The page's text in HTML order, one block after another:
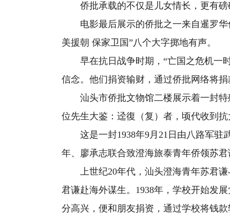
侨批承载的不仅是儿女情长，更有磅
电影最后展示的侨批之一来自暹罗华
美援朝 保家卫国”八个大字掷地有声。
早在抗日战争时期，“亡国之危机一时
信念。他们捐资输财，通过侨批网络将
汕头市侨批文物馆二楼展示着一封特
位先生大鉴：迳復（复）者，顷代收到
这是一封1938年9月21日由八路军驻
年、廖承志联合致澄海旅泰青年侨领苏
上世纪20年代，汕头澄海青年苏君谦
君谦赴海外谋生。1938年，学校开始发
分高兴，便和朋友捐资，通过学校将钱